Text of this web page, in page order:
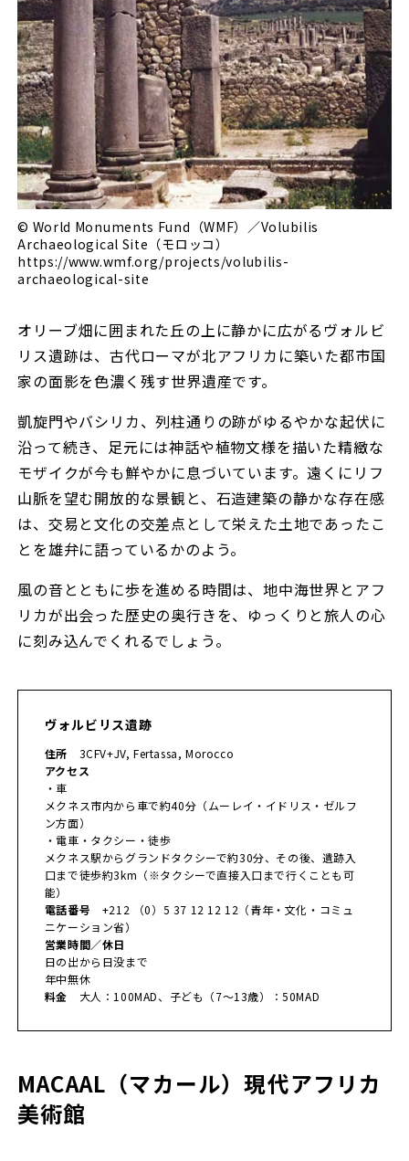
© World Monuments Fund（WMF）／Volubilis
Archaeological Site（モロッコ）
https://www.wmf.org/projects/volubilis-
archaeological-site
オリーブ畑に囲まれた丘の上に静かに広がるヴォルビ
リス遺跡は、古代ローマが北アフリカに築いた都市国
家の面影を色濃く残す世界遺産です。
凱旋門やバシリカ、列柱通りの跡がゆるやかな起伏に
沿って続き、足元には神話や植物文様を描いた精緻な
モザイクが今も鮮やかに息づいています。遠くにリフ
山脈を望む開放的な景観と、石造建築の静かな存在感
は、交易と文化の交差点として栄えた土地であったこ
とを雄弁に語っているかのよう。
風の音とともに歩を進める時間は、地中海世界とアフ
リカが出会った歴史の奥行きを、ゆっくりと旅人の心
に刻み込んでくれるでしょう。
ヴォルビリス遺跡
住所 3CFV+JV, Fertassa, Morocco
アクセス
・車
メクネス市内から車で約40分（ムーレイ・イドリス・ゼルフ
ン方面）
・電車・タクシー・徒歩
メクネス駅からグランドタクシーで約30分、その後、遺跡入
口まで徒歩約3km（※タクシーで直接入口まで行くことも可
能）
電話番号 +212 （0）5 37 12 12 12（青年・文化・コミュ
ニケーション省）
営業時間／休日
日の出から日没まで
年中無休
料金 大人：100MAD、子ども（7〜13歳）：50MAD
MACAAL（マカール）現代アフリカ
美術館